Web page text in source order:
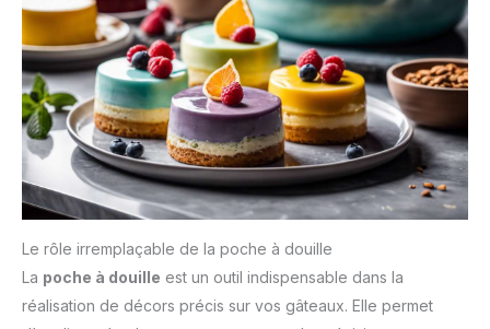
Le rôle irremplaçable de la poche à douille
La poche à douille est un outil indispensable dans la
réalisation de décors précis sur vos gâteaux. Elle permet